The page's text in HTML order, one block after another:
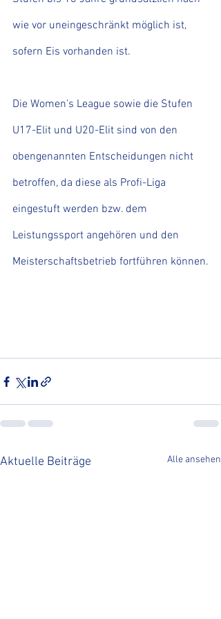
wie vor uneingeschränkt möglich ist,
sofern Eis vorhanden ist.
Die Women’s League sowie die Stufen
U17-Elit und U20-Elit sind von den
obengenannten Entscheidungen nicht
betroffen, da diese als Profi-Liga
eingestuft werden bzw. dem
Leistungssport angehören und den
Meisterschaftsbetrieb fortführen können.
Aktuelle Beiträge Alle ansehen